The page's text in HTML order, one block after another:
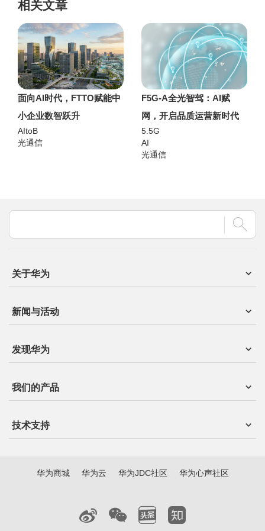
相关文章
面向AI时代，FTTO赋能中
小企业数智跃升
AItoB
光通信
F5G-A全光智驾：AI赋
网，开启品质运营新时代
5.5G
AI
光通信
关于华为
新闻与活动
发现华为
我们的产品
技术支持
华为商城 华为云 华为JDC社区 华为心声社区